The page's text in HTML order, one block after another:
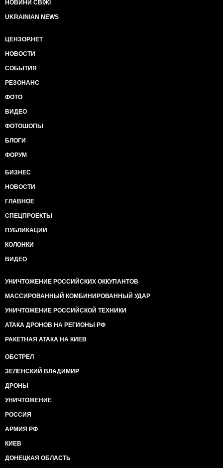
НОВИНИ СВІЖІ
UKRAINIAN NEWS
ЦЕНЗОР.НЕТ
НОВОСТИ
СОБЫТИЯ
РЕЗОНАНС
ФОТО
ВИДЕО
ФОТОШОПЫ
БЛОГИ
ФОРУМ
БИЗНЕС
НОВОСТИ
ГЛАВНОЕ
СПЕЦПРОЕКТЫ
ПУБЛИКАЦИИ
КОЛОНКИ
ВИДЕО
УНИЧТОЖЕНИЕ РОССИЙСКИХ ОККУПАНТОВ
МАССИРОВАННЫЙ КОМБИНИРОВАННЫЙ УДАР
УНИЧТОЖЕНИЕ РОССИЙСКОЙ ТЕХНИКИ
АТАКА ДРОНОВ НА РЕГИОНЫ РФ
РАКЕТНАЯ АТАКА НА КИЕВ
ОБСТРЕЛ
ЗЕЛЕНСКИЙ ВЛАДИМИР
ДРОНЫ
УНИЧТОЖЕНИЕ
РОССИЯ
АРМИЯ РФ
КИЕВ
ДОНЕЦКАЯ ОБЛАСТЬ